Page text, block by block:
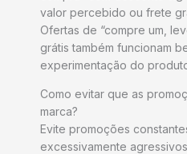
valor percebido ou frete
Ofertas de “compre um,
grátis também funcionam
experimentação do
Como evitar que as
marca?
Evite promoções
excessivamente